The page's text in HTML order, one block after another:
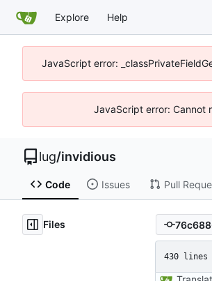
Explore Help
JavaScript error:
JavaScript error: Cannot
lug/invidious
Code Issues Pull
Files
430 lines